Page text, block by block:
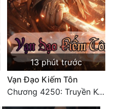
13 phút trước
Vạn Đạo Kiếm Tôn
Chương 4250: Truyền Kỳ Mới